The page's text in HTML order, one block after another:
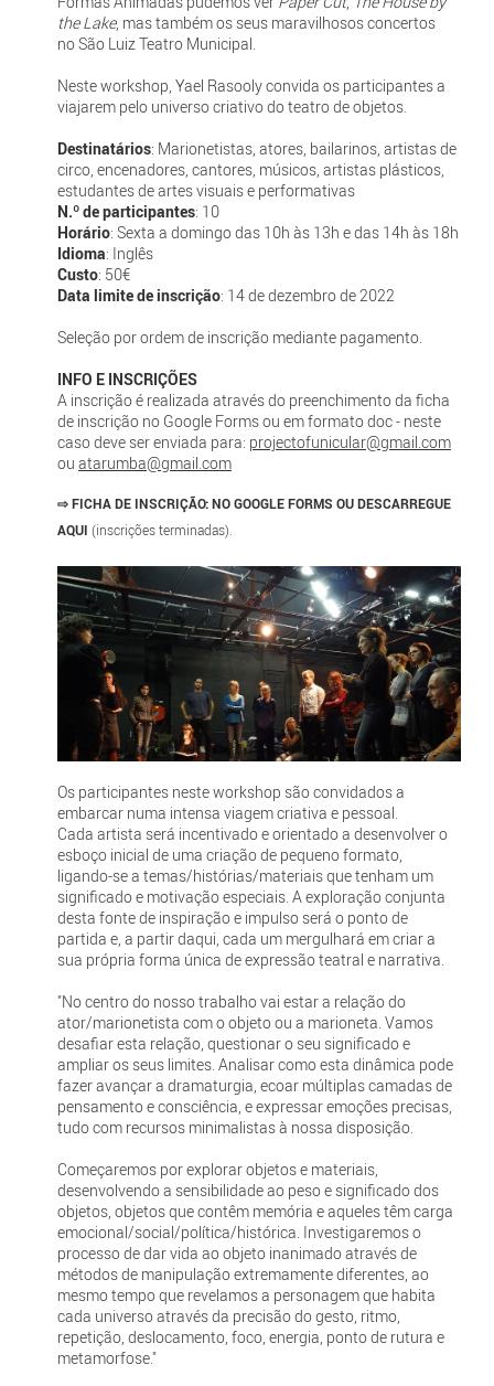
the Lake, mas também os seus maravilhosos concertos
no São Luiz Teatro Municipal.
Neste workshop, Yael Rasooly convida os participantes a
viajarem pelo universo criativo do teatro de objetos.
Destinatários: Marionetistas, atores, bailarinos, artistas de
circo, encenadores, cantores, músicos, artistas plásticos,
estudantes de artes visuais e performativas
N.º de participantes: 10
Horário: Sexta a domingo das 10h às 13h e das 14h às 18h
Idioma: Inglês
Custo: 50€
Data limite de inscrição: 14 de dezembro de 2022
Seleção por ordem de inscrição mediante pagamento.
INFO E INSCRIÇÕES
A inscrição é realizada através do preenchimento da ficha
de inscrição no Google Forms ou em formato doc - neste
caso deve ser enviada para: projectofunicular@gmail.com
ou atarumba@gmail.com
⇨FICHA DE INSCRIÇÃO:NO GOOGLE FORMS OU DESCARREGUE
AQUI (inscrições terminadas).
Os participantes neste workshop são convidados a
embarcar numa intensa viagem criativa e pessoal.
Cada artista será incentivado e orientado a desenvolver o
esboço inicial de uma criação de pequeno formato,
ligando-se a temas/histórias/materiais que tenham um
significado e motivação especiais. A exploração conjunta
desta fonte de inspiração e impulso será o ponto de
partida e, a partir daqui, cada um mergulhará em criar a
sua própria forma única de expressão teatral e narrativa.
"No centro do nosso trabalho vai estar a relação do
ator/marionetista com o objeto ou a marioneta. Vamos
desafiar esta relação, questionar o seu significado e
ampliar os seus limites. Analisar como esta dinâmica pode
fazer avançar a dramaturgia, ecoar múltiplas camadas de
pensamento e consciência, e expressar emoções precisas,
tudo com recursos minimalistas à nossa disposição.
Começaremos por explorar objetos e materiais,
desenvolvendo a sensibilidade ao peso e significado dos
objetos, objetos que contêm memória e aqueles têm carga
emocional/social/política/histórica. Investigaremos o
processo de dar vida ao objeto inanimado através de
métodos de manipulação extremamente diferentes, ao
mesmo tempo que revelamos a personagem que habita
cada universo através da precisão do gesto, ritmo,
repetição, deslocamento, foco, energia, ponto de rutura e
metamorfose."